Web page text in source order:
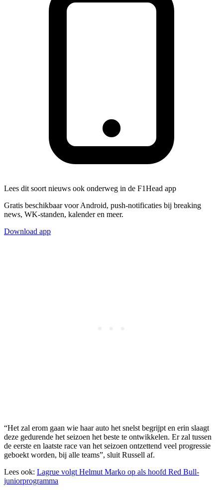
Lees dit soort nieuws ook onderweg in de F1Head app
Gratis beschikbaar voor Android, push-notificaties bij breaking
news, WK-standen, kalender en meer.
Download app
“Het zal erom gaan wie haar auto het snelst begrijpt en erin slaagt
deze gedurende het seizoen het beste te ontwikkelen. Er zal tussen
de eerste en laatste race van het seizoen ontzettend veel progressie
geboekt worden, bij alle teams”, sluit Russell af.
Lees ook: Lagrue volgt Helmut Marko op als hoofd Red Bull-
juniorprogramma